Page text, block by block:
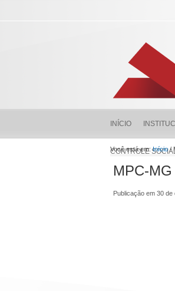
INÍCIO
CONTROLE
Você está em:Início/
MPC-
Publicação em 30